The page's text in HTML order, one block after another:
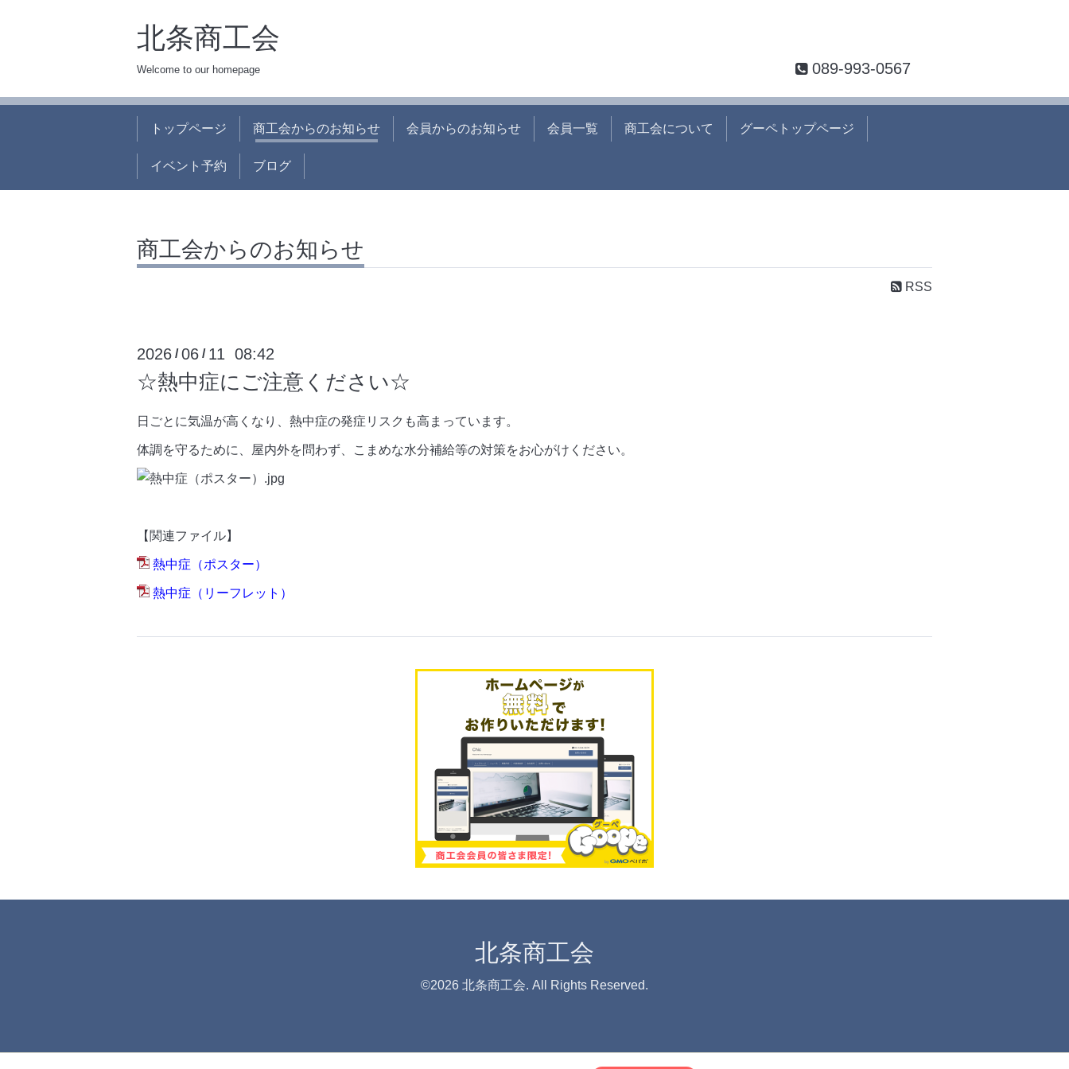
北条商工会
Welcome to our homepage 089-993-0567
トップページ 商工会からのお知らせ 会員からのお知らせ 会員一覧 商工会について グーペトップページ
イベント予約 ブログ
商工会からのお知らせ
RSS
2026 /06 / 11 08:42
☆熱中症にご注意ください☆
日ごとに気温が高くなり、熱中症の発症リスクも高まっています。
体調を守るために、屋内外を問わず、こまめな水分補給等の対策をお心がけください。
【関連ファイル】
熱中症（ポスター）
熱中症（リーフレット）
北条商工会
©2026 北条商工会. All Rights Reserved.